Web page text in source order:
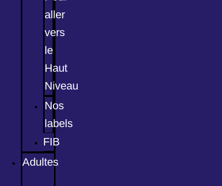
aller
vers
le
Haut
Niveau
Nos
labels
FIB
Adultes